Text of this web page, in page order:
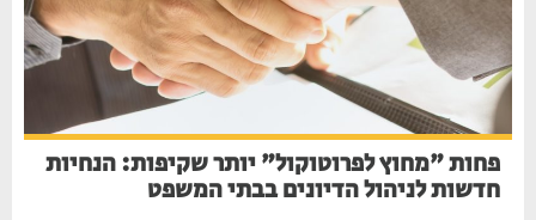
פחות "מחוץ לפרוטוקול" יותר שקיפות: הנחיות
חדשות לניהול הדיונים בבתי המשפט